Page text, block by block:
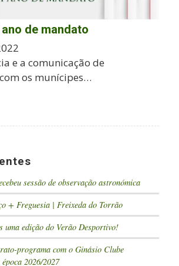
de mandato
e a comunicação de
os munícipes…
sessão de observação astronómica
+ Freguesia | Freixeda do Torrão
uma edição do Verão Desportivo!
programa com o Ginásio Clube
2026/2027